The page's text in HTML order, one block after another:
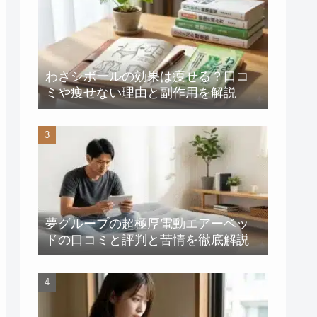
わさシボールの効果は痩せる？口コ
ミや痩せない理由と副作用を解説
夢グループの超極厚電動エアーベッ
ドの口コミと評判と苦情を徹底解説